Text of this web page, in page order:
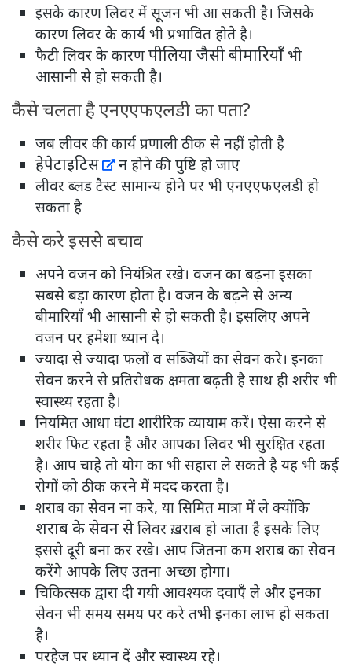
इसके कारण लिवर में सूजन भी आ सकती है। जिसके
कारण लिवर के कार्य भी प्रभावित होते है।
फैटी लिवर के कारण पीलिया जैसी बीमारियाँ भी
आसानी से हो सकती है।
कैसे चलता है एनएएफएलडी का पता?
जब लीवर की कार्य प्रणाली ठीक से नहीं होती है
हेपेटाइटिस
न होने की पुष्टि हो जाए
लीवर ब्लड टैस्ट सामान्य होने पर भी एनएएफएलडी हो
सकता है
कैसे करे इससे बचाव
अपने वजन को नियंत्रित रखे। वजन का बढ़ना इसका
सबसे बड़ा कारण होता है। वजन के बढ़ने से अन्य
बीमारियाँ भी आसानी से हो सकती है। इसलिए अपने
वजन पर हमेशा ध्यान दे।
ज्यादा से ज्यादा फलों व सब्जियों का सेवन करे। इनका
सेवन करने से प्रतिरोधक क्षमता बढ़ती है साथ ही शरीर भी
स्वास्थ्य रहता है।
नियमित आधा घंटा शारीरिक व्यायाम करें। ऐसा करने से
शरीर फिट रहता है और आपका लिवर भी सुरक्षित रहता
है। आप चाहे तो योग का भी सहारा ले सकते है यह भी कई
रोगों को ठीक करने में मदद करता है।
शराब का सेवन ना करे, या सिमित मात्रा में ले क्योंकि
शराब के सेवन से लिवर ख़राब हो जाता है इसके लिए
इससे दूरी बना कर रखे। आप जितना कम शराब का सेवन
करेंगे आपके लिए उतना अच्छा होगा।
चिकित्सक द्वारा दी गयी आवश्यक दवाएँ ले और इनका
सेवन भी समय समय पर करे तभी इनका लाभ हो सकता
है।
परहेज पर ध्यान दें और स्वास्थ्य रहे।